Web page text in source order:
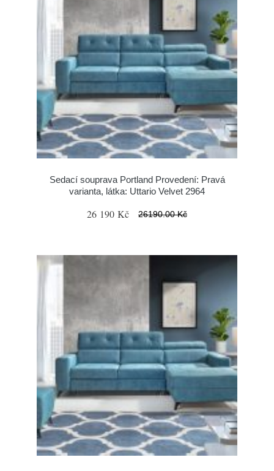
Sedací souprava Portland Provedení: Pravá
varianta, látka: Uttario Velvet 2964
26 190 Kč 26190.00 Kč